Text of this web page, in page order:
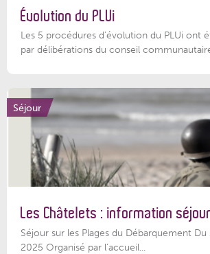
Évolution du PLUi
Les 5 procédures d’évolution du PLUi ont
par délibérations du conseil
Séjour
Les Châtelets : information
Séjour sur les Plages du Débarquement Du
2025 Organisé par l’accueil...